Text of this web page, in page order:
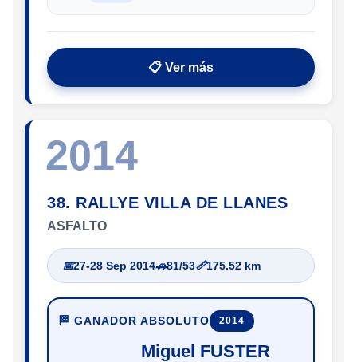
📋 Ver más
2014
38. RALLYE VILLA DE LLANES
ASFALTO
📅27-28 Sep 2014🚗81/53📏175.52 km
🏁 GANADOR ABSOLUTO 2014
Miguel FUSTER